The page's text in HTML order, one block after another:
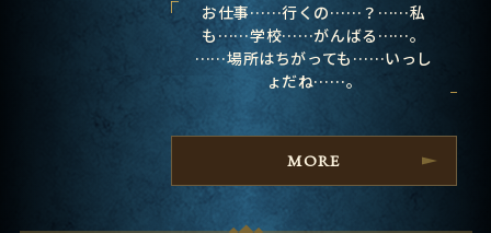
お仕事……行くの……？……私
も……学校……がんばる……。
……場所はちがっても……いっし
ょだね……。
MORE